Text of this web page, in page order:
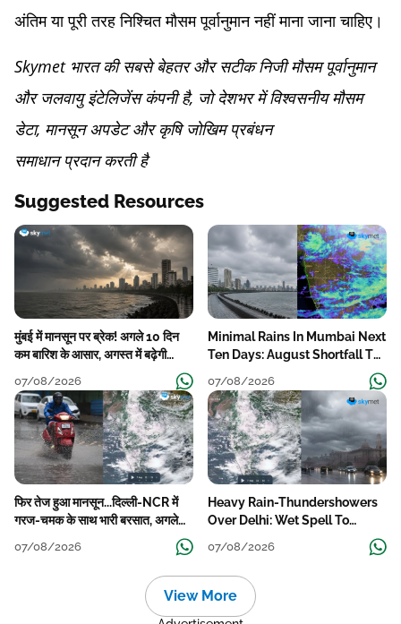
अंतिम या पूरी तरह निश्चित मौसम पूर्वानुमान नहीं माना जाना चाहिए।
Skymet भारत की सबसे बेहतर और सटीक निजी मौसम पूर्वानुमान
और जलवायु इंटेलिजेंस कंपनी है, जो देशभर में विश्वसनीय मौसम
डेटा, मानसून अपडेट और कृषि जोखिम प्रबंधन
समाधान प्रदान करती है
Suggested Resources
मुंबई में मानसून पर ब्रेक! अगले 10 दिन
कम बारिश के आसार, अगस्त में बढ़ेगी
07/08/2026
Minimal Rains In Mumbai Next
Ten Days: August Shortfall To
07/08/2026
फिर तेज हुआ मानसून...दिल्ली-NCR में
गरज-चमक के साथ भारी बरसात, अगले
07/08/2026
Heavy Rain-Thundershowers
Over Delhi: Wet Spell To
Continue Till Mid-Week Next
07/08/2026
View More